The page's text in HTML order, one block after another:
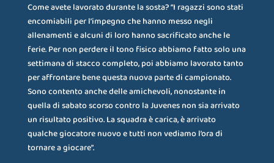
Come avete lavorato durante la sosta? “I ragazzi sono stati
encomiabili per l’impegno che hanno messo negli
allenamenti e alcuni di loro hanno sacrificato anche le
ferie. Per non perdere il tono fisico abbiamo fatto solo una
settimana di stacco completo, poi abbiamo lavorato tanto
per affrontare bene questa nuova parte di campionato.
Sono contento anche delle amichevoli, nonostante in
quella di sabato scorso contro la Juvenes non sia arrivato
un risultato positivo. La squadra è carica, è arrivato
qualche giocatore nuovo e tutti non vediamo l’ora di
tornare a giocare”.